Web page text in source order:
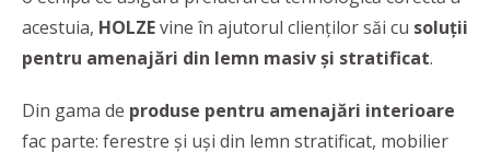
acestuia, HOLZEvine în ajutorul clienților săi cu soluții
pentru amenajări din lemn masiv și stratificat.
Din gama de produse pentru amenajări interioare
fac parte: ferestre și uși din lemn stratificat, mobilier